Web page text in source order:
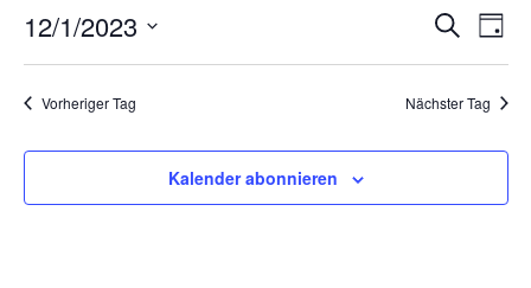
1.
Dezember
2023
Suche
und
SucheTag
12/1/2023
Datum
Vorheriger Tag Nächster Tag
Kalender abonnieren